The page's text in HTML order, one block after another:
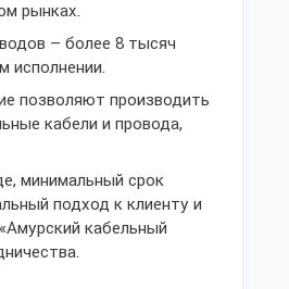
рынках.
– более 8 тысяч
исполнении.
позволяют производить
кабели и провода,
минимальный срок
подход к клиенту и
кабельный